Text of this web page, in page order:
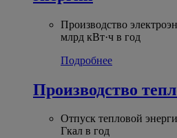
Производство
млрд кВт·ч в год
Подробнее
Производство
Отпуск тепловой
Гкал в год